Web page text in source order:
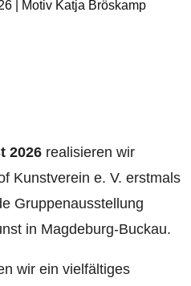
| Motiv Katja Bröskamp
2026 realisieren wir
Kunstverein e. V. erstmals
Gruppenausstellung
in Magdeburg-Buckau.
wir ein vielfältiges